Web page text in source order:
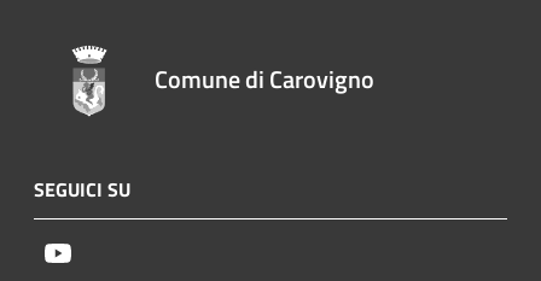
Comune di Carovigno
SEGUICI SU